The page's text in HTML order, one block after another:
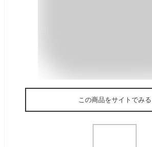
この商品をサイトでみる